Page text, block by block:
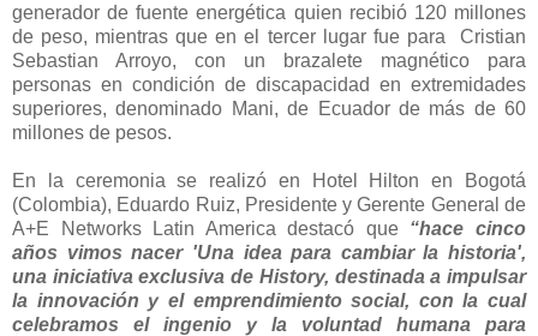
generador de fuente energética quien recibió 120 millones
de peso, mientras que en el tercer lugar fue para Cristian
Sebastian Arroyo, con un brazalete magnético para
personas en condición de discapacidad en extremidades
superiores, denominado Mani, de Ecuador de más de 60
millones de pesos.
En la ceremonia se realizó en Hotel Hilton en Bogotá
(Colombia), Eduardo Ruiz, Presidente y Gerente General de
A+E Networks Latin America destacó que“hace cinco
años vimos nacer 'Una idea para cambiar la historia',
una iniciativa exclusiva de History, destinada a impulsar
la innovación y el emprendimiento social, con la cual
celebramos el ingenio y la voluntad humana para